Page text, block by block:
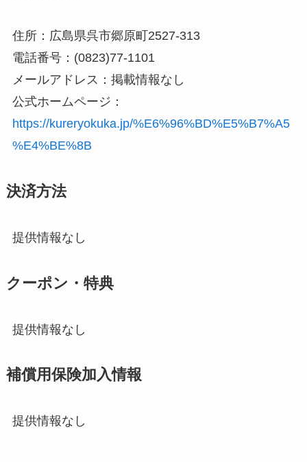
住所：広島県呉市郷原町2527-313
電話番号：(0823)77-1101
メールアドレス：掲載情報なし
公式ホームページ：
https://kureryokuka.jp/%E6%96%BD%E5%B7%A5
%E4%BE%8B
決済方法
提供情報なし
クーポン・特典
提供情報なし
補償用保険加入情報
提供情報なし